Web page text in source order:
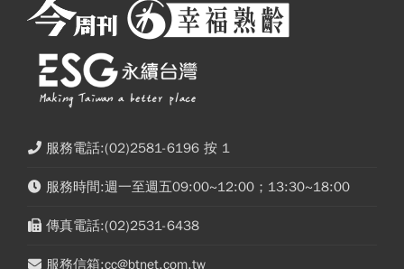
服務電話:(02)2581-6196 按 1
服務時間:週一至週五09:00~12:00；13:30~18:00
傳真電話:(02)2531-6438
服務信箱:cc@btnet.com.tw